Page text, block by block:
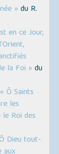
» du R.
en ce Jour,
la Foi » du
« Ô Saints
les
Roi des
Dieu tout-